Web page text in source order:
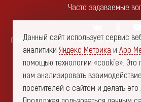
Часто задаваемые
Областное государственное
"Ленинский
432017, г. Ульяновск
Площадь Ленина,
Данный сайт использует сервис
аналитики Яндекс Метрика и App
помощью технологии «cookie». Это
нам анализировать взаимодействие
посетителей с сайтом и делать его
Продолжая пользоваться данным